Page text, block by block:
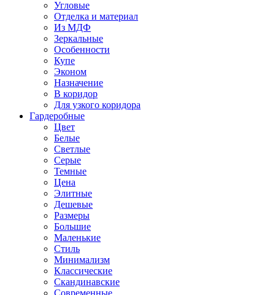
Угловые
Отделка и материал
Из МДФ
Зеркальные
Особенности
Купе
Эконом
Назначение
В коридор
Для узкого коридора
Гардеробные
Цвет
Белые
Светлые
Серые
Темные
Цена
Элитные
Дешевые
Размеры
Большие
Маленькие
Стиль
Минимализм
Классические
Скандинавские
Современные